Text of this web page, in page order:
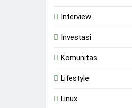
Interview
Investasi
Komunitas
Lifestyle
Linux